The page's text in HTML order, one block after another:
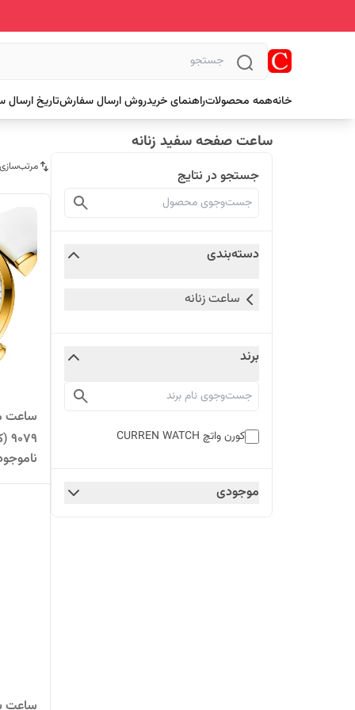
خانههمه محصولاتراهنمای خریدروش ارسال سفارشتاریخ
ساعت صفحه سفید زنانه
جستجو در نتایج
دسته‌بندی
ساعت زنانه
برند
کورن واتچ CURREN WATCH
موجودی
ساعت
9079 (کورن CURREN) سفید